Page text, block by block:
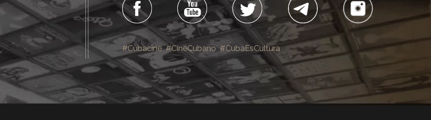
#Cubacine #CineCubano #CubaEsCultura